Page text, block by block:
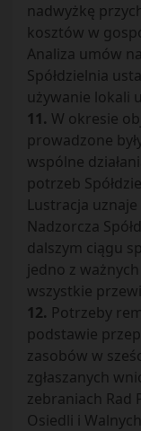
nadwyżkę
kosztów w
Analiza umów
Spółdzielnia
używanie lokali
11. W okresie
prowadzone
wspólne
potrzeb
Lustracja
Nadzorcza
dalszym ciągu
jedno z
wszystkie
12. Potrzeby
podstawie
zasobów w
zgłaszanych
zebraniach Rad
Osiedli i